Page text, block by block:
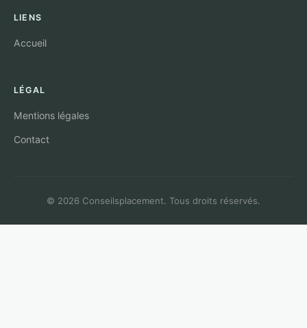
LIENS
Accueil
LÉGAL
Mentions légales
Contact
© 2026 Conseilsplacement. Tous droits réservés.